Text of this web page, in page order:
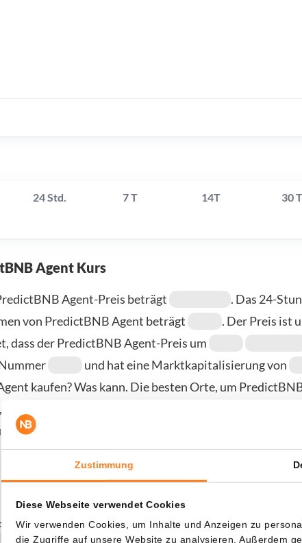
Zustimmung
Diese Webseite verwendet Cookies
Wir verwenden Cookies, um Inhalte und Anzeigen zu
die Zugriffe auf unsere Website zu analysieren. Außerdem
24 Std. 7 T 14T 30 T
Agent Kurs
Agent-Preis beträgt
. Das 24-
von PredictBNB Agent beträgt
. Der Preis ist
dass der PredictBNB Agent-Preis um
und hat eine Marktkapitalisierung von
kaufen? Was kann. Die besten Orte, um
Binance und Coinbase. Weitere Anbieter finden
Was, wenn ich...?
In Jede